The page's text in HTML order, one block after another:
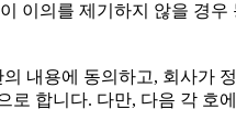
이의를 제기하지 않을 경우
내용에 동의하고, 회사가
합니다. 다만, 다음 각 호